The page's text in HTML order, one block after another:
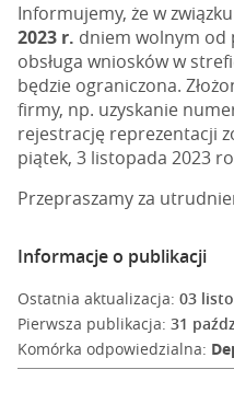
Informujemy, że w
2023 r. dniem wolnym od
obsługa wniosków w
będzie ograniczona.
firmy, np. uzyskanie
rejestrację reprezentacji
piątek, 3 listopada 2023
Przepraszamy za
Informacje o publikacji
Ostatnia aktualizacja: 03
Pierwsza publikacja: 31
Komórka odpowiedzialna: